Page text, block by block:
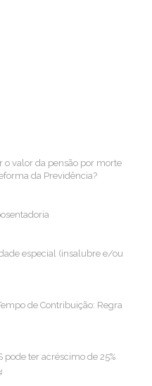
o valor da pensão por morte
da Previdência?
especial (insalubre e/ou
de Contribuição: Regra
pode ter acréscimo de 25%